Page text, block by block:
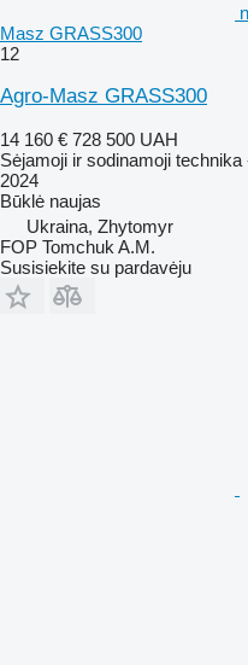
Masz GRASS300
12
Agro-Masz GRASS300
14 160 € 728 500 UAH
Sėjamoji ir sodinamoji
2024
Būklė naujas
Ukraina, Zhytomyr
FOP Tomchuk A.M.
Susisiekite su pardavėju